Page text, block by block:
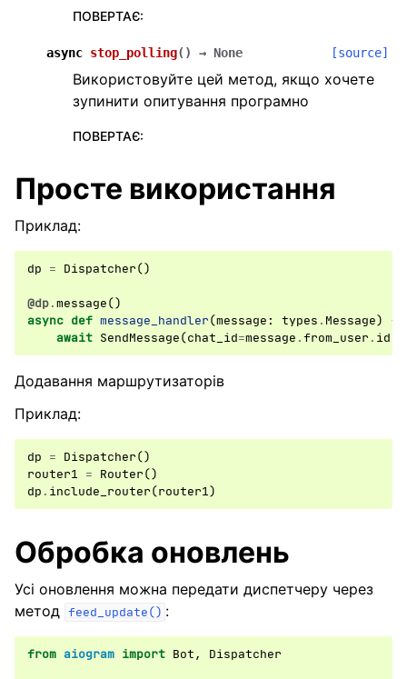
ПОВЕРТАЄ:
async stop_polling( ) → None [source]
Використовуйте цей метод, якщо хочете
зупинити опитування програмно
ПОВЕРТАЄ:
Просте використання
Приклад:
dp = Dispatcher()
@dp.message()
async def message_handler(message : types . Message)
->
await SendMessage(chat_id=message .from_user . id
Додавання маршрутизаторів
Приклад:
dp = Dispatcher()
router1 = Router()
dp . include_router(router1)
Обробка оновлень
Усі оновлення можна передати диспетчеру через
метод feed_update() :
from aiogram import Bot, Dispatcher